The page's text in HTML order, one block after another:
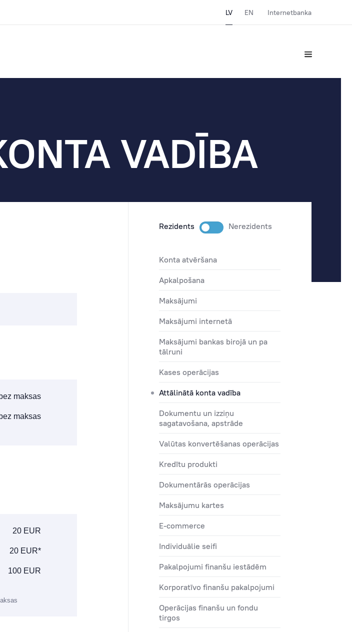
LV EN Internetbanka
VADĪBA
konta atvēršana
apkalpošana
maksājumi
maksājumi internetā
maksājumi bankas birojā un pa
tālruni
kases operācijas
attālinātā konta vadība
dokumentu un izziņu
sagatavošana, apstrāde
valūtas konvertēšanas operācijas
kredītu produkti
dokumentārās operācijas
maksājumu kartes
e-commerce
individuālie seifi
pakalpojumi finanšu iestādēm
korporatīvo finanšu pakalpojumi
operācijas finanšu un fondu
tirgos
Rezidents Nerezidents
bez maksas
bez maksas
20 EUR
20 EUR*
100 EUR